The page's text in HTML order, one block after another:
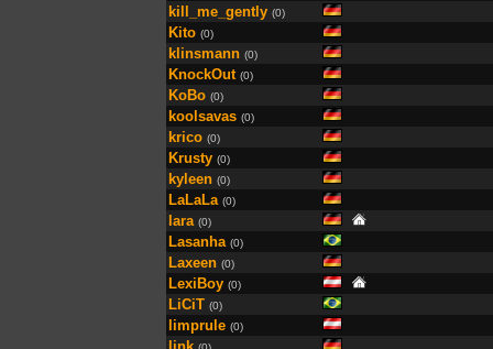
kill_me_gently (0)
Kito (0)
klinsmann (0)
KnockOut (0)
KoBo (0)
koolsavas (0)
krico (0)
Krusty (0)
kyleen (0)
LaLaLa (0)
lara (0)
Lasanha (0)
Laxeen (0)
LexiBoy (0)
LiCiT (0)
limprule (0)